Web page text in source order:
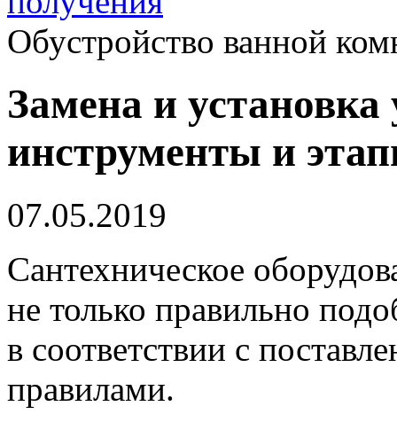
Обустройство ванной
Замена и
инструменты и
07.05.2019
Сантехническое
не только правильно
в соответствии с
правилами.